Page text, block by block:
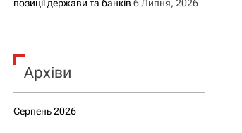
позиції держави та банків 6 Липня, 2026
Архіви
Серпень 2026